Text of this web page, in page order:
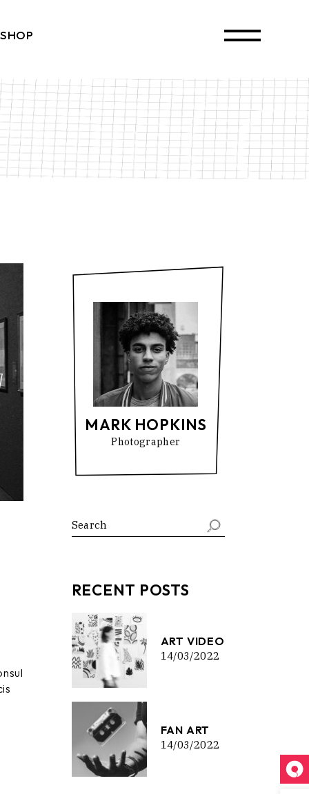
SHOP
MARK HOPKINS
Photographer
RECENT POSTS
ART VIDEO
14/03/2022
FAN ART
14/03/2022